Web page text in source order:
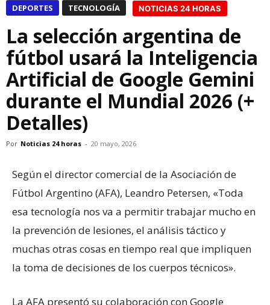
DEPORTES TECNOLOGÍA NOTICIAS 24 HORAS
La selección argentina de
fútbol usará la Inteligencia
Artificial de Google Gemini
durante el Mundial 2026 (+
Detalles)
Por Noticias 24 horas - 20 mayo, 2026
Según el director comercial de la Asociación de
Fútbol Argentino (AFA), Leandro Petersen, «Toda
esa tecnología nos va a permitir trabajar mucho en
la prevención de lesiones, el análisis táctico y
muchas otras cosas en tiempo real que impliquen
la toma de decisiones de los cuerpos técnicos».
La AFA presentó su colaboración con Google